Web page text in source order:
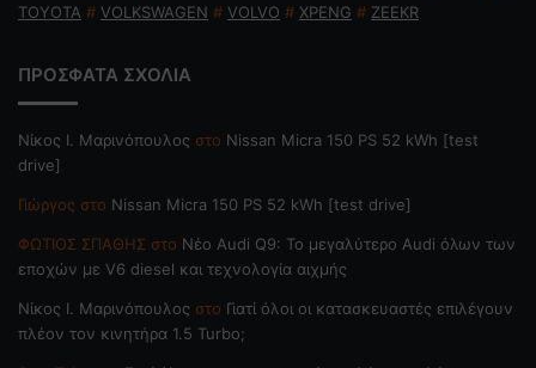
TOYOTA # VOLKSWAGEN # VOLVO # XPENG # ZEEKR
ΠΡΟΣΦΑΤΑ ΣΧΟΛΙΑ
Nίκος Ι. Mαρινόπουλος στο Nissan Micra 150 PS 52 kWh [test
drive]
Γιώργος στο Nissan Micra 150 PS 52 kWh [test drive]
ΦΩΤΙΟΣ ΣΠΑΘΗΣ στο Νέο Audi Q9: Το μεγαλύτερο Audi όλων των
εποχών με V6 diesel και τεχνολογία αιχμής
Nίκος Ι. Mαρινόπουλος στο Γιατί όλοι οι κατασκευαστές επιλέγουν
πλέον τον κινητήρα 1.5 Turbo;